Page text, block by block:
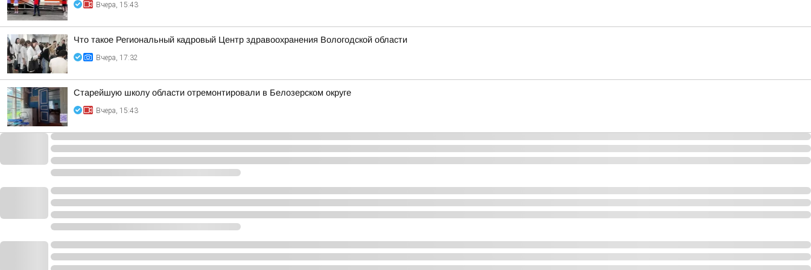
Вчера, 15:43
Что такое Региональный кадровый Центр здравоохранения Вологодской области
Вчера, 17:32
Старейшую школу области отремонтировали в Белозерском округе
Вчера, 15:43